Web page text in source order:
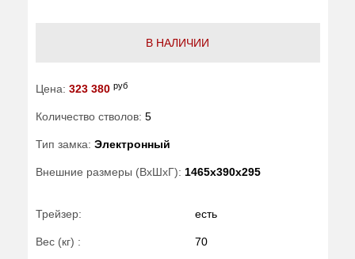
В НАЛИЧИИ
Цена: 323 380 руб
Количество стволов: 5
Тип замка: Электронный
Внешние размеры (ВхШхГ): 1465x390x295
Трейзер: есть
Вес (кг) : 70